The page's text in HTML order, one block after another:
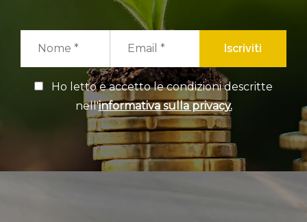
Iscriviti
Ho letto e accetto le condizioni descritte
nell'informativa sulla privacy.